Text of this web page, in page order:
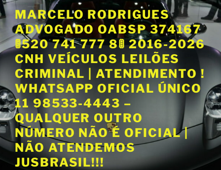
P
u
a
r
r
a
o
c
o
n
t
MARCELO RODRIGUES
ADVOGADO OABSP 374167
🚦520 741 777 8🚦 2016-2026
CNH VEÍCULOS LEILÕES
CRIMINAL | ATENDIMENTO !
WHATSAPP OFICIAL ÚNICO
11 98533-4443 –
QUALQUER OUTRO
NÚMERO NÃO É OFICIAL |
NÃO ATENDEMOS
JUSBRASIL!!!